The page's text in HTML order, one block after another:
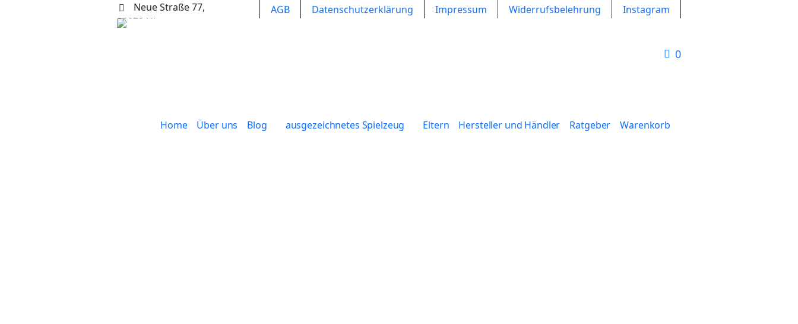
AGB Datenschutzerklärung Impressum Widerrufsbelehrung Instagram
Neue Straße 77,
89073 Ulm
0
Home Über uns Blog ausgezeichnetes Spielzeug Eltern Hersteller und Händler Ratgeber Warenkorb